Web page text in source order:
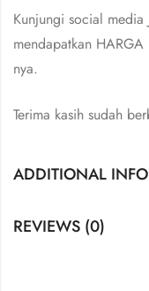
Kunjungi social
mendapatkan
nya.
Terima kasih sudah
ADDITIONAL
REVIEWS (0)